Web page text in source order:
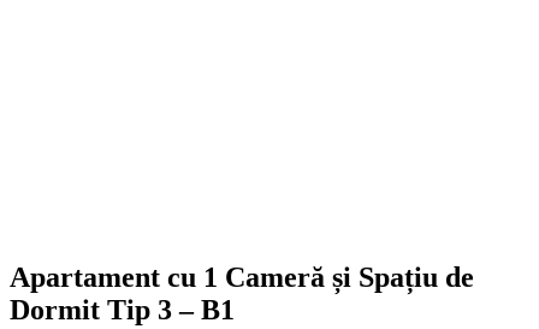
Apartament cu 1 Cameră și Spațiu de
Dormit Tip 3 – B1